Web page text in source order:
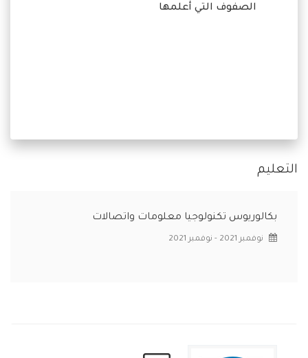
الصفوف التي أعلمها
التعليم
بكالوريوس تكنولوجيا معلومات واتصالات
نوفمبر 2021 - نوفمبر 2021